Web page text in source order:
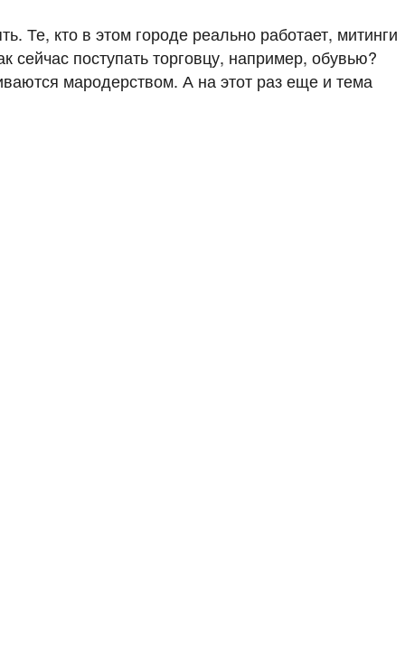
Те, кто в этом городе реально работает, митинги
поступать торговцу, например, обувью?
мародерством. А на этот раз еще и тема